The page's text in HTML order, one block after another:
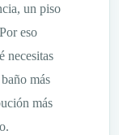
un piso
eso
necesitas
más
más